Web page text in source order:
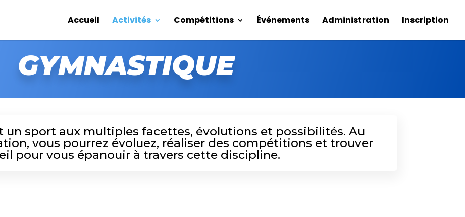
Accueil Activités Compétitions Événements Administration Inscription
GYMNASTIQUE
un sport aux multiples facettes, évolutions et possibilités. Au
vous pourrez évoluez, réaliser des compétitions et trouver
pour vous épanouir à travers cette discipline.